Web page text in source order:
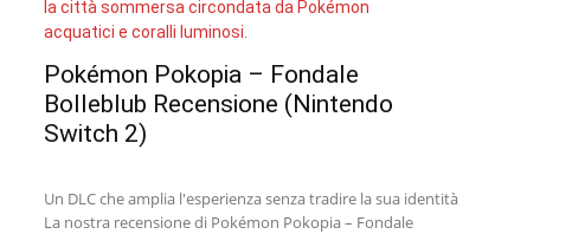
Pokémon Pokopia – Fondale
Bolleblub Recensione (Nintendo
Switch 2)
Un DLC che amplia l'esperienza senza tradire la sua identità
La nostra recensione di Pokémon Pokopia – Fondale